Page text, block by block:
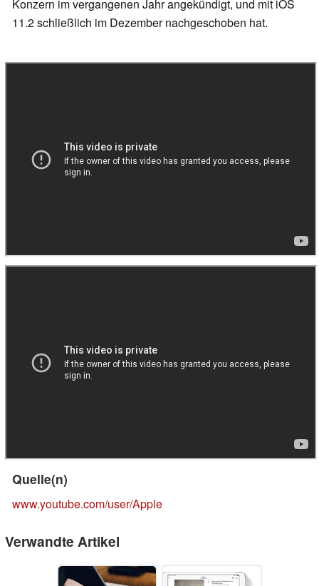
Konzern im vergangenen Jahr angekündigt, und mit iOS
11.2 schließlich im Dezember nachgeschoben hat.
Quelle(n)
www.youtube.com/user/Apple
Verwandte Artikel